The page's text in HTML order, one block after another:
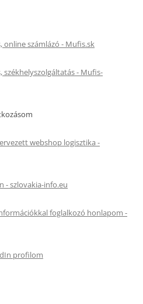
online számlázó - Mufis.sk
székhelyszolgáltatás - Mufis-
webshop logisztika -
- szlovakia-info.eu
foglalkozó honlapom -
profilom